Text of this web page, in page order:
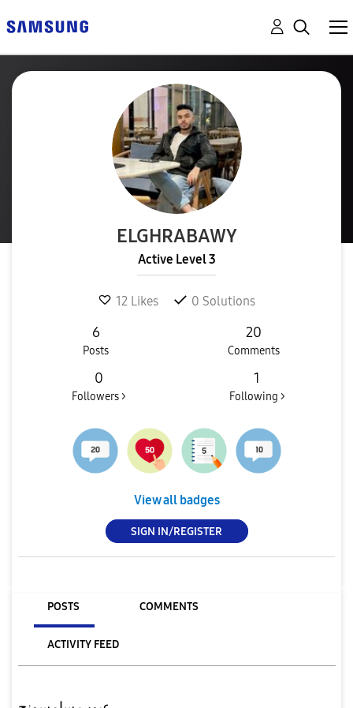
ELGHRABAWY
Active Level 3
12 Likes 0 Solutions
6
Posts
20
Comments
0
Followers >
1
Following >
View all badges
SIGN IN/REGISTER
POSTS COMMENTS
ACTIVITY FEED